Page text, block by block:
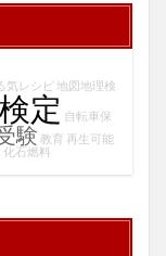
気レシピ 地図地理検
定 自転車保
験 教育 再生可能
化石燃料